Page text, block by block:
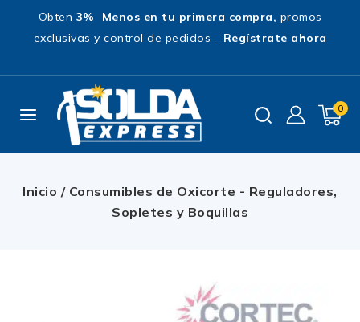
Obten 3% Menos en tu primera compra, promos
exclusivas y control de pedidos - Regístrate ahora
0
Inicio / Consumibles de Oxicorte - Reguladores,
Sopletes y Boquillas